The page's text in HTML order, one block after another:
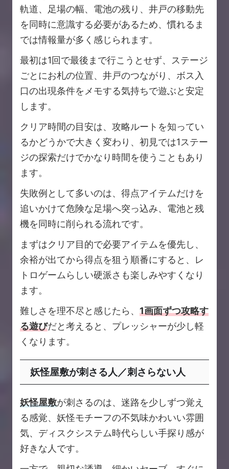
軌道、足場の幅、電池の残り、井戸の移動先
を同時に意識する必要があるため、慣れるま
では情報量が多く感じられます。
最初は1回で最後まで行こうとせず、ステージ
ごとにお札の位置、井戸のつながり、ボス入
口の出現条件をメモする気持ちで遊ぶと安定
します。
クリア時間の目安は、攻略ルートを知ってい
るかどうかで大きく変わり、初見では1ステー
ジの探索だけでかなり時間を使うこともあり
ます。
失敗例として多いのは、得点アイテムだけを
追いかけて危険な足場へ突っ込み、電池と残
機を同時に削られる流れです。
まずはクリア目的で必要アイテムを優先し、
余裕が出てから得点を狙う順番にすると、レ
トロゲームらしい硬派さも楽しみやすくなり
ます。
難しさを理不尽と感じたら、 1画面ずつ攻略す
る遊びだと考えると、プレッシャーが少し軽
くなります。
妖怪屋敷が刺さる人／刺さらない人
妖怪屋敷が刺さるのは、迷路を少しずつ覚え
る感覚、妖怪モチーフの不気味かわいい雰囲
気、ディスクシステム時代らしい手探り感が
好きな人です。